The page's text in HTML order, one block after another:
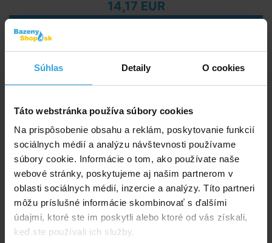
Súhlas Detaily O cookies
Táto webstránka používa súbory cookies
Na prispôsobenie obsahu a reklám, poskytovanie funkcií
sociálnych médií a analýzu návštevnosti používame
súbory cookie. Informácie o tom, ako používate naše
webové stránky, poskytujeme aj našim partnerom v
oblasti sociálnych médií, inzercie a analýzy. Títo partneri
môžu príslušné informácie skombinovať s ďalšími
údajmi, ktoré ste im poskytli alebo ktoré od vás získali,
keď ste používali ich služby.
14,17 EUR
v stredu u vás